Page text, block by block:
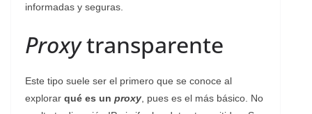
informadas y seguras.
Proxytransparente
Este tipo suele ser el primero que se conoce al
explorar qué es un proxy , pues es el más básico. No